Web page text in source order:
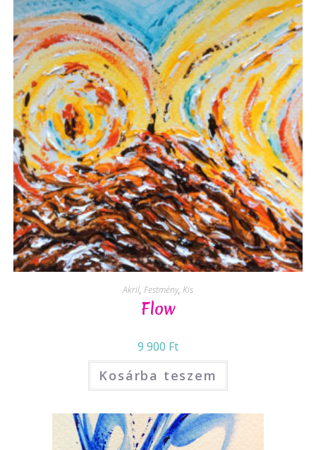
Akril, Festmény, Kis
Flow
9 900 Ft
Kosárba teszem